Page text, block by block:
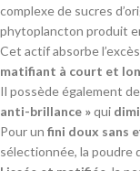
complexe de sucres
phytoplancton produit
Cet actif absorbe
matifiant à court et
Il possède également
anti-brillance »qui
Pour un fini doux sans
sélectionnée, la poudre